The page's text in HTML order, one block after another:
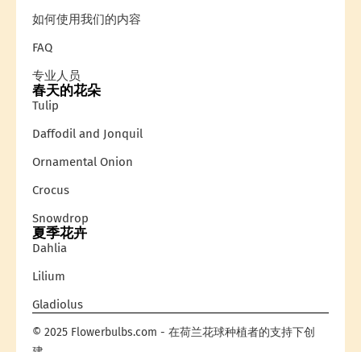
如何使用我们的内容
FAQ
专业人员
春天的花朵
Tulip
Daffodil and Jonquil
Ornamental Onion
Crocus
Snowdrop
夏季花卉
Dahlia
Lilium
Gladiolus
© 2025 Flowerbulbs.com - 在荷兰花球种植者的支持下创